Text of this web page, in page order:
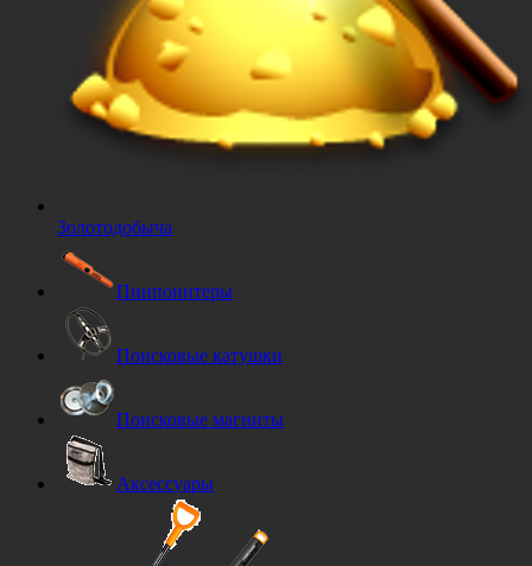
Золотодобыча
Пинпоинтеры
Поисковые катушки
Поисковые магниты
Аксессуары